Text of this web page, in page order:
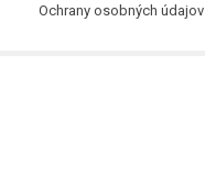
Ochrany osobných údajov